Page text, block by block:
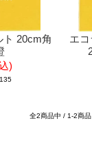
ト 20cm角
)
エ
全2商品中 / 1-2商品